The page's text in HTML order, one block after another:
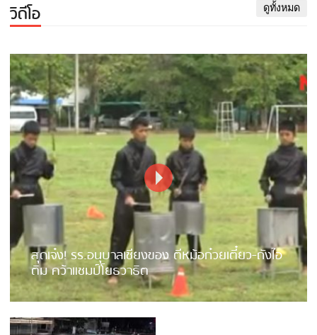
วิดีโอ ดูทั้งหมด
สุดเจ๋ง! รร.อนุบาลเชียงของ ตีหม้อก๋วยเตี๋ยว-ถังไอ
ติม คว้าแชมป์โยธวาธิต